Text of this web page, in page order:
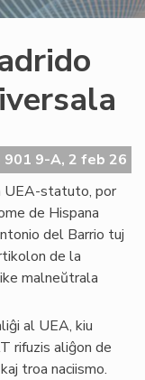
901 9-A, 2 feb 26
UEA-statuto, por
de Hispana
del Barrio tuj
de la
malneŭtrala
al UEA, kiu
rifuzis aliĝon de
troa naciismo.